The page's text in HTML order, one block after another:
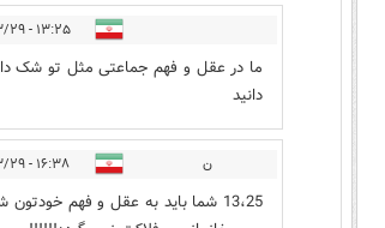
۱۳:۲۵ - ۱۴۰۵/۰۳/۲۹
ما در عقل و فهم جماعتی مثل تو شک
دانید
ن ۱۶:۳۸ - ۱۴۰۵/۰۳/۲۹
13،25 شما باید به عقل و فهم